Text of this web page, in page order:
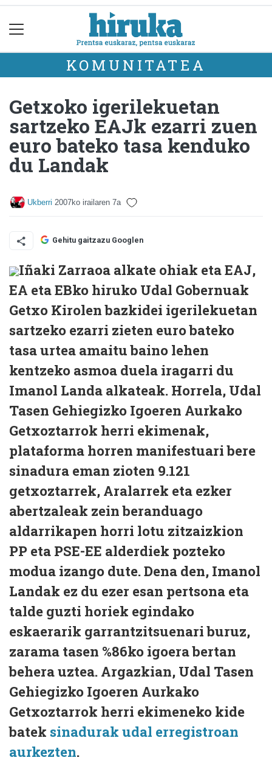
KOMUNITATEA
Getxoko igerilekuetan
sartzeko EAJk ezarri zuen
euro bateko tasa kenduko
du Landak
Ukberri 2007ko irailaren 7a
Gehitu gaitzazu Googlen
Iñaki Zarraoa alkate ohiak eta EAJ,
EA eta EBko hiruko Udal Gobernuak
Getxo Kirolen bazkidei igerilekuetan
sartzeko ezarri zieten euro bateko
tasa urtea amaitu baino lehen
kentzeko asmoa duela iragarri du
Imanol Landa alkateak. Horrela, Udal
Tasen Gehiegizko Igoeren Aurkako
Getxoztarrok herri ekimenak,
plataforma horren manifestuari bere
sinadura eman zioten 9.121
getxoztarrek, Aralarrek eta ezker
abertzaleak zein beranduago
aldarrikapen horri lotu zitzaizkion
PP eta PSE-EE alderdiek pozteko
modua izango dute. Dena den, Imanol
Landak ez du ezer esan pertsona eta
talde guzti horiek egindako
eskaerarik garrantzitsuenari buruz,
zarama tasen %86ko igoera bertan
behera uztea. Argazkian, Udal Tasen
Gehiegizko Igoeren Aurkako
Getxoztarrok herri ekimeneko kide
batek sinadurak udal erregistroan
aurkezten.